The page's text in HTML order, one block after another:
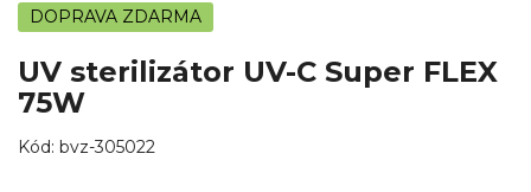
DOPRAVA ZDARMA
UV sterilizátor UV-C Super FLEX
75W
Kód: bvz-305022